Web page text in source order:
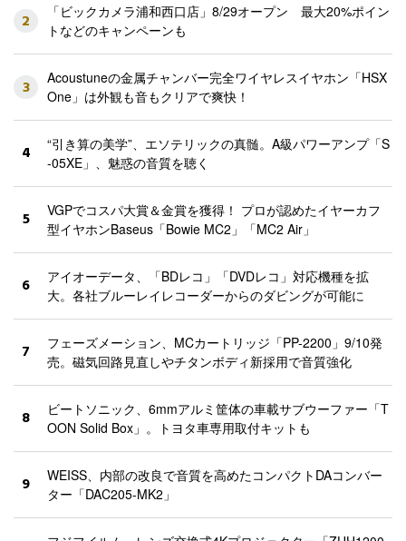
2
「ビックカメラ浦和西口店」8/29オープン 最大20%ポイン
トなどのキャンペーンも
3
Acoustuneの金属チャンバー完全ワイヤレスイヤホン「HSX
One」は外観も音もクリアで爽快！
4
“引き算の美学”、エソテリックの真髄。A級パワーアンプ「S
-05XE」、魅惑の音質を聴く
5
VGPでコスパ大賞＆金賞を獲得！ プロが認めたイヤーカフ
型イヤホンBaseus「Bowie MC2」「MC2 Air」
6
アイオーデータ、「BDレコ」「DVDレコ」対応機種を拡
大。各社ブルーレイレコーダーからのダビングが可能に
7
フェーズメーション、MCカートリッジ「PP-2200」9/10発
売。磁気回路見直しやチタンボディ新採用で音質強化
8
ビートソニック、6mmアルミ筐体の車載サブウーファー「T
OON Solid Box」。トヨタ車専用取付キットも
9
WEISS、内部の改良で音質を高めたコンパクトDAコンバー
ター「DAC205-MK2」